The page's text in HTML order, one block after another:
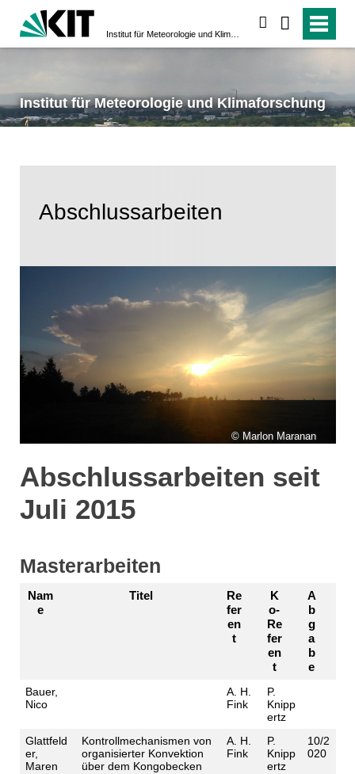
Institut für Meteorologie und Klimaforschung
Abschlussarbeiten
© Marlon Maranan
Abschlussarbeiten seit
Juli 2015
Masterarbeiten
Nam
e
Titel
Re
fer
en
t
K
o-
Re
fer
en
t
A
b
g
a
b
e
Bauer,
Nico
A. H.
Fink
P.
Knipp
ertz
Glattfeld
er,
Maren
Kontrollmechanismen von
organisierter Konvektion
über dem Kongobecken
A. H.
Fink
P.
Knipp
ertz
10/2
020